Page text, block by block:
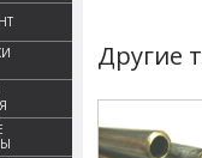
Другие